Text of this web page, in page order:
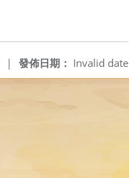
發佈日期： Invalid date
|